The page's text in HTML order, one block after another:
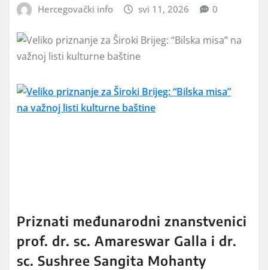
Hercegovački info svi 11, 2026 0
Priznati međunarodni znanstvenici
prof. dr. sc. Amareswar Galla i dr.
sc. Sushree Sangita Mohanty